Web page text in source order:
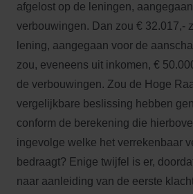
afgelost op de leningen,
verbouwingen. Dan zou € 32.017,-
lening, aangegaan voor de
zou, eveneens uit inkomen, €
de verbouwingen. Zou de Hoge
vergelijkbare beslissing hebben
conform de berekening die
ingevolge welke het verrekenbaar
bedraagt? Enige twijfel is er,
naar aanleiding van de eerste